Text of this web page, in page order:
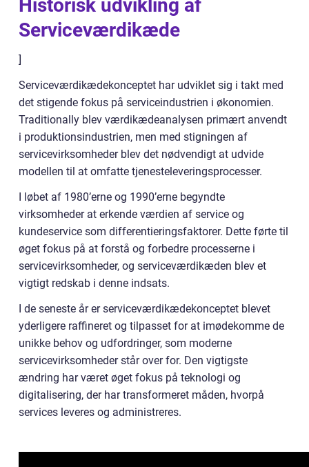
Historisk udvikling af
Serviceværdikæde
]
Serviceværdikædekonceptet har udviklet sig i takt med
det stigende fokus på serviceindustrien i økonomien.
Traditionally blev værdikædeanalysen primært anvendt
i produktionsindustrien, men med stigningen af
servicevirksomheder blev det nødvendigt at udvide
modellen til at omfatte tjenesteleveringsprocesser.
I løbet af 1980’erne og 1990’erne begyndte
virksomheder at erkende værdien af service og
kundeservice som differentieringsfaktorer. Dette førte til
øget fokus på at forstå og forbedre processerne i
servicevirksomheder, og serviceværdikæden blev et
vigtigt redskab i denne indsats.
I de seneste år er serviceværdikædekonceptet blevet
yderligere raffineret og tilpasset for at imødekomme de
unikke behov og udfordringer, som moderne
servicevirksomheder står over for. Den vigtigste
ændring har været øget fokus på teknologi og
digitalisering, der har transformeret måden, hvorpå
services leveres og administreres.